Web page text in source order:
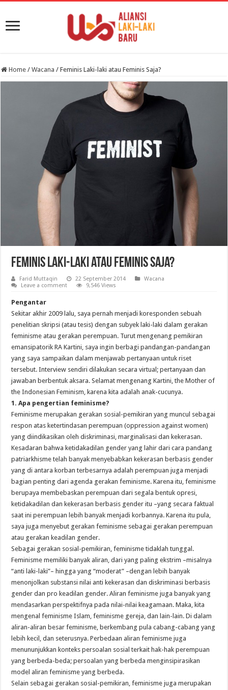
Home / Wacana / Feminis Laki-laki atau Feminis Saja?
Feminis Laki-laki atau Feminis Saja?
Farid Muttaqin 22 September 2014
Wacana
Leave a comment
9,546 Views
Pengantar
Sekitar akhir 2009 lalu, saya pernah menjadi koresponden sebuah
penelitian skripsi (atau tesis) dengan subyek laki-laki dalam gerakan
feminisme atau gerakan perempuan. Turut mengenang pemikiran
emansipatorik RA Kartini, saya ingin berbagi pandangan-pandangan
yang saya sampaikan dalam menjawab pertanyaan untuk riset
tersebut. Interview sendiri dilakukan secara virtual; pertanyaan dan
jawaban berbentuk aksara. Selamat mengenang Kartini, the Mother of
the Indonesian Feminism, karena kita adalah anak-cucunya.
1. Apa pengertian feminisme?
Feminisme merupakan gerakan sosial-pemikiran yang muncul sebagai
respon atas ketertindasan perempuan (oppression against women)
yang diindikasikan oleh diskriminasi, marginalisasi dan kekerasan.
Kesadaran bahwa ketidakadilan gender yang lahir dari cara pandang
patriarkhisme telah banyak menyebabkan kekerasan berbasis gender
yang di antara korban terbesarnya adalah perempuan juga menjadi
bagian penting dari agenda gerakan feminisme. Karena itu, feminisme
berupaya membebaskan perempuan dari segala bentuk opresi,
ketidakadilan dan kekerasan berbasis gender itu –yang secara faktual
saat ini perempuan lebih banyak menjadi korbannya. Karena itu pula,
saya juga menyebut gerakan feminisme sebagai gerakan perempuan
atau gerakan keadilan gender.
Sebagai gerakan sosial-pemikiran, feminisme tidaklah tunggal.
Feminisme memiliki banyak aliran, dari yang paling ekstrim –misalnya
“anti laki-laki”– hingga yang “moderat” –dengan lebih banyak
menonjolkan substansi nilai anti kekerasan dan diskriminasi berbasis
gender dan pro keadilan gender. Aliran feminisme juga banyak yang
mendasarkan perspektifnya pada nilai-nilai keagamaan. Maka, kita
mengenal feminisme Islam, feminisme gereja, dan lain-lain. Di dalam
aliran-aliran besar feminisme, berkembang pula cabang-cabang yang
lebih kecil, dan seterusnya. Perbedaan aliran feminisme juga
menununjukkan konteks persoalan sosial terkait hak-hak perempuan
yang berbeda-beda; persoalan yang berbeda menginsipirasikan
model aliran feminisme yang berbeda.
Selain sebagai gerakan sosial-pemikiran, feminisme juga merupakan